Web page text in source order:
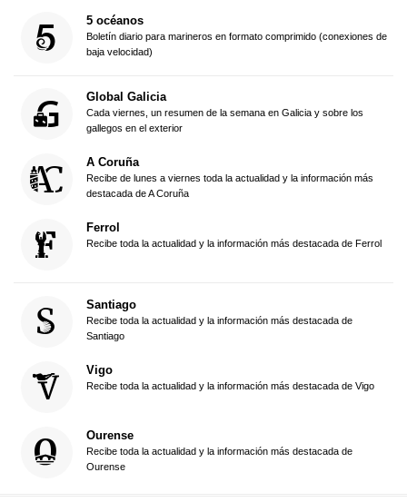
5 océanos
Boletín diario para marineros en formato comprimido (conexiones de
baja velocidad)
Global Galicia
Cada viernes, un resumen de la semana en Galicia y sobre los
gallegos en el exterior
A Coruña
Recibe de lunes a viernes toda la actualidad y la información más
destacada de A Coruña
Ferrol
Recibe toda la actualidad y la información más destacada de Ferrol
Santiago
Recibe toda la actualidad y la información más destacada de
Santiago
Vigo
Recibe toda la actualidad y la información más destacada de Vigo
Ourense
Recibe toda la actualidad y la información más destacada de
Ourense